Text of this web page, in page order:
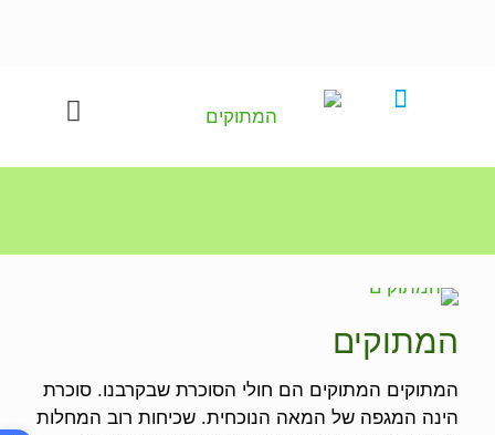
המתוקים
המתוקים המתוקים הם חולי הסוכרת שבקרבנו. סוכרת
הינה המגפה של המאה הנוכחית. שכיחות רוב המחלות